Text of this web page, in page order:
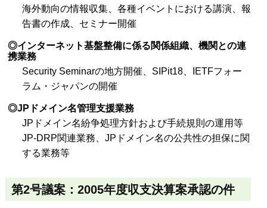
海外動向の情報収集、各種イベントにおける講演、報
告書の作成、セミナー開催
◎インターネット基盤整備に係る関係組織、機関との連
携業務
Security Seminarの地方開催、SIPit18、IETFフォー
ラム・ジャパンの開催
◎JPドメイン名管理支援業務
JPドメイン名紛争処理方針および手続規則の運用等
JP-DRP関連業務、JPドメイン名の公共性の担保に関
する業務等
第2号議案：2005年度収支決算案承認の件